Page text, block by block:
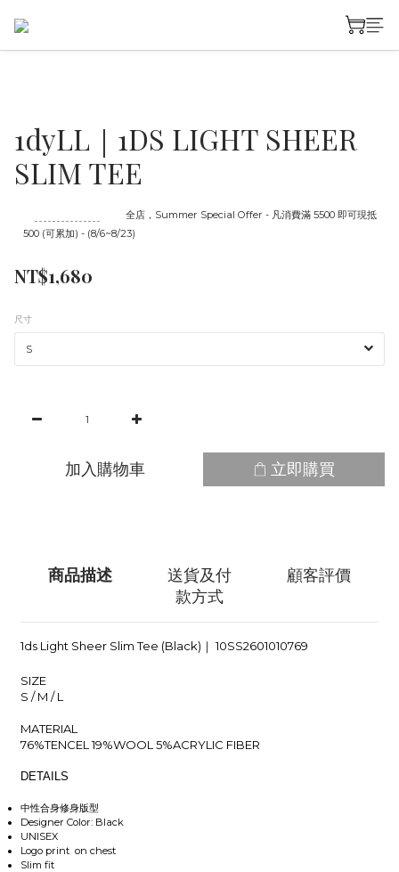
1dyLL｜1DS LIGHT SHEER
SLIM TEE
全店，Summer Special Offer - 凡消費滿 5500 即可現抵
500 (可累加) - (8/6~8/23)
NT$1,680
尺寸
加入購物車 立即購買
商品描述
送貨及付
款方式
顧客評價
1ds Light Sheer Slim Tee (Black)｜10SS2601010769
SIZE
S / M / L
MATERIAL
76%TENCEL 19%WOOL 5%ACRYLIC FIBER
DETAILS
中性合身修身版型
Designer Color: Black
UNISEX
Logo print on chest
Slim fit